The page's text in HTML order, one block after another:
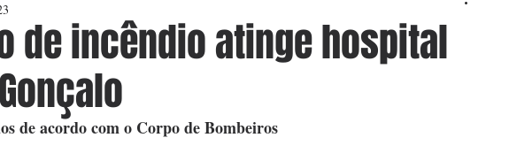
de incêndio atinge hospital
de acordo com o Corpo de Bombeiros